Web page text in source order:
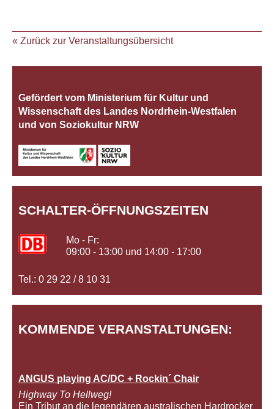
« Zurück zur Veranstaltungsübersicht
Gefördert vom Ministerium für Kultur und
Wissenschaft des Landes Nordrhein‐Westfalen
und von Soziokultur NRW
SCHALTER-ÖFFNUNGSZEITEN
Mo - Fr:
09:00 - 13:00 und 14:00 - 17:00
Tel.: 0 29 22 / 8 10 31
KOMMENDE VERANSTALTUNGEN:
ANGUS playing AC/DC + Rockin´ Chair
Highway To Hellweg!
Ein Tribut an die legendären australischen Hardrocker